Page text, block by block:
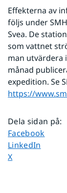
Effekterna av
följs under
Svea. De
som vattnet
man utvärdera
månad
https://
Dela sidan på:
Dela sidan på
Facebook
Dela sidan på
LinkedIn
Dela sidan på
X